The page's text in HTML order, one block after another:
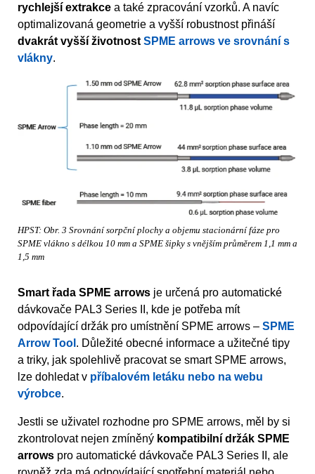
rychlejší extrakce a také zpracování vzorků. A navíc
optimalizovaná geometrie a vyšší robustnost přináší
dvakrát vyšší životnost SPME arrows ve srovnání s
vlákny.
HPST: Obr. 3 Srovnání sorpční plochy a objemu stacionární fáze pro
SPME vlákno s délkou 10 mm a SPME šipky s vnějším průměrem 1,1 mm a
1,5 mm
Smart řada SPME arrows je určená pro automatické
dávkovače PAL3 Series II, kde je potřeba mít
odpovídající držák pro umístnění SPME arrows – SPME
Arrow Tool . Důležité obecné informace a užitečné tipy
a triky, jak spolehlivě pracovat se smart SPME arrows,
lze dohledat v příbalovém letáku nebo na webu
výrobce.
Jestli se uživatel rozhodne pro SPME arrows, měl by si
zkontrolovat nejen zmíněný kompatibilní držák SPME
arrows pro automatické dávkovače PAL3 Series II, ale